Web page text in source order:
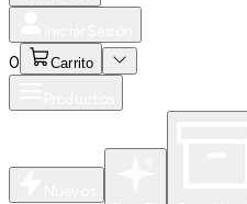
0 Carrito